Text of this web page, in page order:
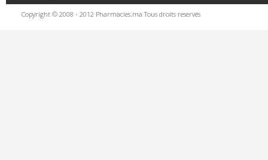
Copyright © 2008 - 2012 Pharmacies.ma Tous droits reservés